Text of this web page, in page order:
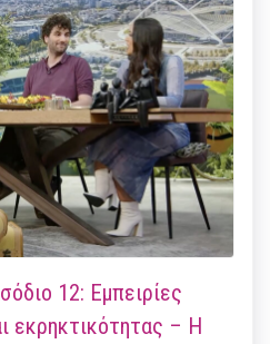
12: Εμπειρίες
εκρηκτικότητας – Η